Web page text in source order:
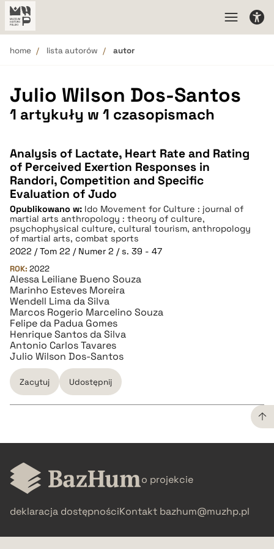
home lista autorów autor
Julio Wilson Dos-Santos
1 artykuły w 1 czasopismach
Analysis of Lactate, Heart Rate and Rating
of Perceived Exertion Responses in
Randori, Competition and Specific
Evaluation of Judo
Opublikowano w: Ido Movement for Culture : journal of
martial arts anthropology : theory of culture,
psychophysical culture, cultural tourism, anthropology
of martial arts, combat sports
2022 / Tom 22 / Numer 2 / s. 39 - 47
ROK: 2022
Alessa Leiliane Bueno Souza
Marinho Esteves Moreira
Wendell Lima da Silva
Marcos Rogerio Marcelino Souza
Felipe da Padua Gomes
Henrique Santos da Silva
Antonio Carlos Tavares
Julio Wilson Dos-Santos
Zacytuj Udostępnij
CZYSTY TEKST
pobierz cytat
BIBTEX
o projekcie
deklaracja dostępnościKontakt bazhum@muzhp.pl